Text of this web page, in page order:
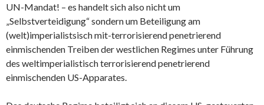
UN-Mandat! – es handelt sich also nicht um
„Selbstverteidigung“ sondern um Beteiligung am
(welt)imperialistsisch mit-terrorisierend penetrierend
einmischenden Treiben der westlichen Regimes unter Führung
des weltimperialistisch terrorisierend penetrierend
einmischenden US-Apparates.